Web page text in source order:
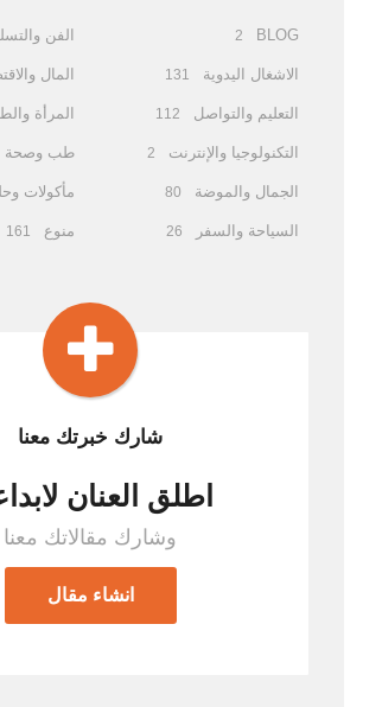
BLOG
2
الاشغال اليدوية 131
التعليم والتواصل 112
التكنولوجيا والإنترنت 2
الجمال والموضة 80
السياحة والسفر 26
الفن
المال
المرأة
طب وصحة
مأكولات
منوع 161
شارك خبرتك معنا
اطلق العنان
وشارك مقالاتك معنا
انشاء مقال